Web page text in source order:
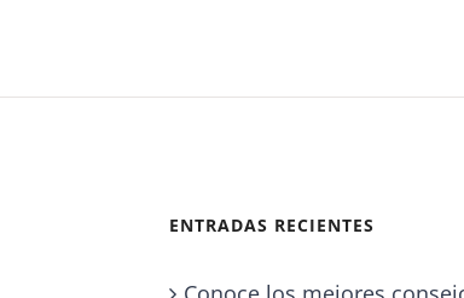
ENTRADAS RECIENTES